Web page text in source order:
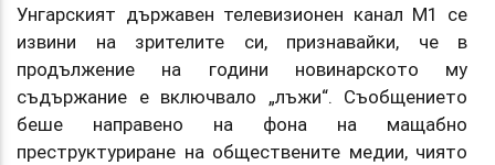
Унгарският държавен телевизионен канал M1 се
извини на зрителите си, признавайки, че в
продължение на години новинарското му
съдържание е включвало „лъжи“. Съобщението
беше направено на фона на мащабно
преструктуриране на обществените медии, чиято